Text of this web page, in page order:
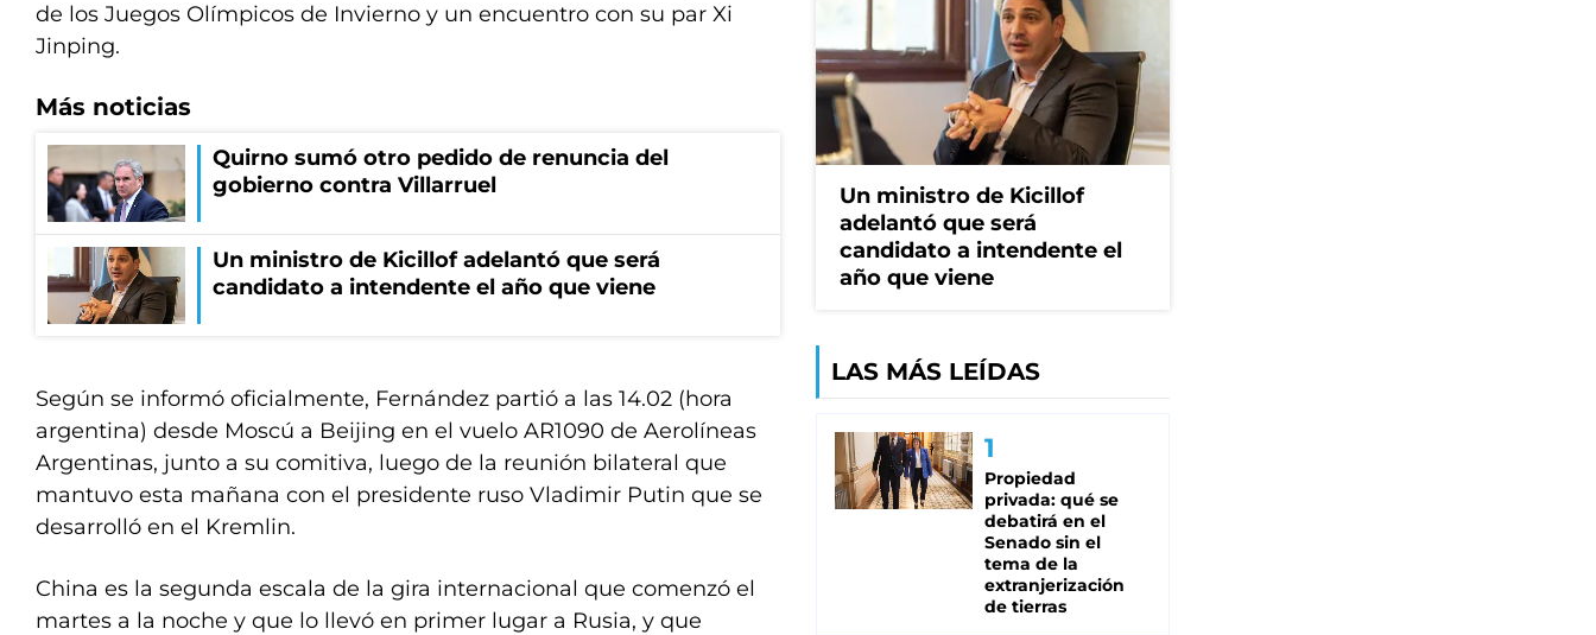
de los Juegos Olímpicos de Invierno y un encuentro con su par Xi
Jinping.
Más noticias
Quirno sumó otro pedido de renuncia del
gobierno contra Villarruel
Un ministro de Kicillof adelantó que será
candidato a intendente el año que viene
Según se informó oficialmente, Fernández partió a las 14.02 (hora
argentina) desde Moscú a Beijing en el vuelo AR1090 de Aerolíneas
Argentinas, junto a su comitiva, luego de la reunión bilateral que
mantuvo esta mañana con el presidente ruso Vladimir Putin que se
desarrolló en el Kremlin.
China es la segunda escala de la gira internacional que comenzó el
martes a la noche y que lo llevó en primer lugar a Rusia, y que
Un ministro de Kicillof
adelantó que será
candidato a intendente el
año que viene
LAS MÁS LEÍDAS
Propiedad
privada: qué se
debatirá en el
Senado sin el
tema de la
extranjerización
de tierras